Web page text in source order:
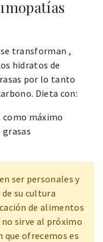
transforman ,
hidratos de
por lo tanto
Dieta con:
como máximo
ser personales y
su cultura
de alimentos
sirve al próximo
ofrecemos es